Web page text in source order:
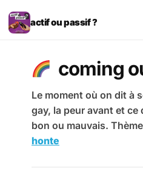
Aller
au
contenu
actif ou passif ?
coming
Le moment où on dit à
gay, la peur avant et ce
bon ou mauvais.
honte